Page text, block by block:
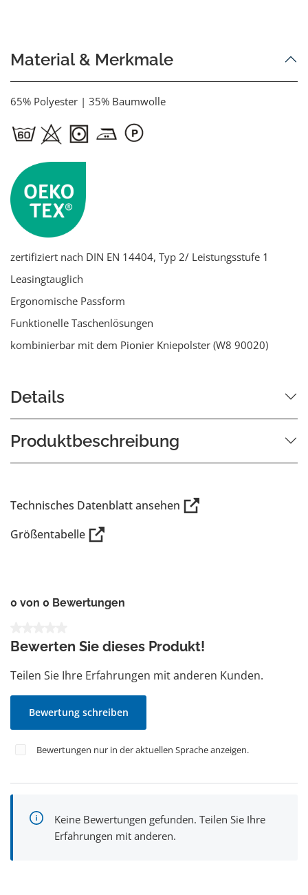
Material & Merkmale
65% Polyester | 35% Baumwolle
zertifiziert nach DIN EN 14404, Typ 2/ Leistungsstufe 1
Leasingtauglich
Ergonomische Passform
Funktionelle Taschenlösungen
kombinierbar mit dem Pionier Kniepolster (W8 90020)
Details
Produktbeschreibung
Technisches Datenblatt ansehen
Größentabelle
0 von 0 Bewertungen
Bewerten Sie dieses Produkt!
Teilen Sie Ihre Erfahrungen mit anderen Kunden.
Bewertung schreiben
Bewertungen nur in der aktuellen Sprache anzeigen.
Keine Bewertungen gefunden. Teilen Sie Ihre
Erfahrungen mit anderen.